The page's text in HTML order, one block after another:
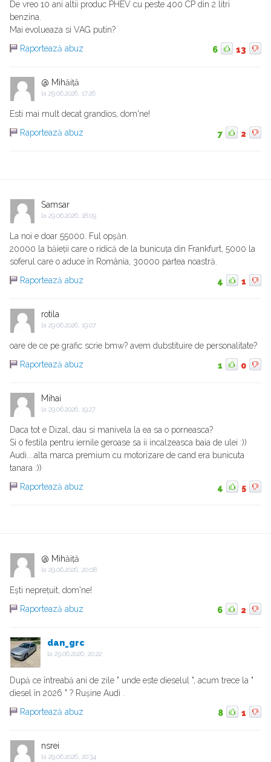
De vreo 10 ani altii produc PHEV cu peste 400 CP din 2 litri
benzina.
Mai evolueaza si VAG putin?
Raportează abuz
6 13
@ Mihăiță
la 29.06.2026, 17:26
Esti mai mult decat grandios, dom'ne!
Raportează abuz
7 2
Samsar
la 29.06.2026, 18:09
La noi e doar 55000. Ful opșăn.
20000 la băieții care o ridică de la bunicuța din Frankfurt, 5000 la
soferul care o aduce în România, 30000 partea noastră.
Raportează abuz
4 1
rotila
la 29.06.2026, 19:07
oare de ce pe grafic scrie bmw? avem dubstituire de personalitate?
Raportează abuz
1 0
Mihai
la 29.06.2026, 19:27
Daca tot e Dizal, dau si manivela la ea sa o porneasca?
Si o festila pentru iernile geroase sa ii incalzeasca baia de ulei :))
Audi....alta marca premium cu motorizare de cand era bunicuta
tanara :))
Raportează abuz
4 5
@ Mihăiță
la 29.06.2026, 20:08
Ești neprețuit, dom'ne!
Raportează abuz
6 2
dan_grc
la 29.06.2026, 20:22
După ce întreabă ani de zile " unde este dieselul ", acum trece la "
diesel în 2026 " ? Rușine Audi .
Raportează abuz
8 1
nsrei
la 29.06.2026, 20:34